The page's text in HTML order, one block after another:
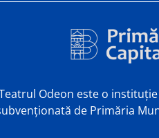
Odeon este o
de Primăria